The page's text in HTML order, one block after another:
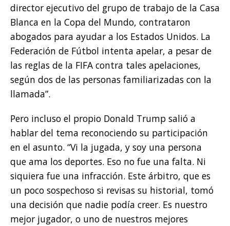
director ejecutivo del grupo de trabajo de la Casa
Blanca en la Copa del Mundo, contrataron
abogados para ayudar a los Estados Unidos. La
Federación de Fútbol intenta apelar, a pesar de
las reglas de la FIFA contra tales apelaciones,
según dos de las personas familiarizadas con la
llamada”.
Pero incluso el propio Donald Trump salió a
hablar del tema reconociendo su participación
en el asunto. “Vi la jugada, y soy una persona
que ama los deportes. Eso no fue una falta. Ni
siquiera fue una infracción. Este árbitro, que es
un poco sospechoso si revisas su historial, tomó
una decisión que nadie podía creer. Es nuestro
mejor jugador, o uno de nuestros mejores